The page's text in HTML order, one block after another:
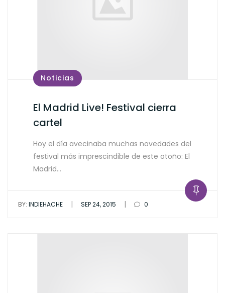
Noticias
El Madrid Live! Festival cierra
cartel
Hoy el día avecinaba muchas novedades del
festival más imprescindible de este otoño: El
Madrid…
BY: INDIEHACHE | SEP 24, 2015 | 0